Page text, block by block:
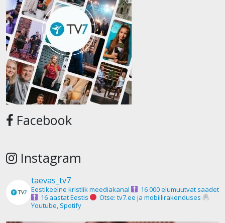
Facebook
Instagram
taevas_tv7
Eestikeelne kristlik meediakanal
16 000 elumuutvat saadet
16 aastat Eestis
Otse: tv7.ee ja mobiilirakenduses
Youtube, Spotify